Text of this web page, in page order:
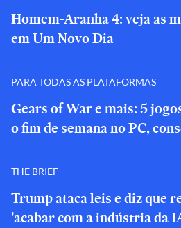
Homem-Aranha 4: veja as
em Um Novo Dia
PARA TODAS AS PLATAFORMAS
Gears of War e mais: 5
o fim de semana no PC,
THE BRIEF
Trump ataca leis e diz que
'acabar com a indústria da